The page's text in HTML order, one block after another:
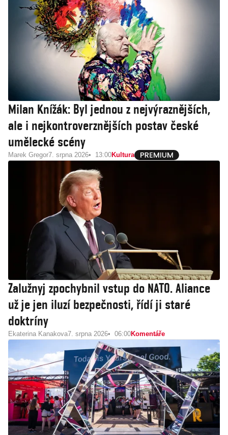
Milan Knížák: Byl jednou z nejvýraznějších,
ale i nejkontroverznějších postav české
umělecké scény
Marek Gregor7. srpna 2026 13:00Kultura
Zalužnyj zpochybnil vstup do NATO. Aliance
už je jen iluzí bezpečnosti, řídí ji staré
doktríny
Ekaterina Kanakova7. srpna 2026 06:00Komentáře